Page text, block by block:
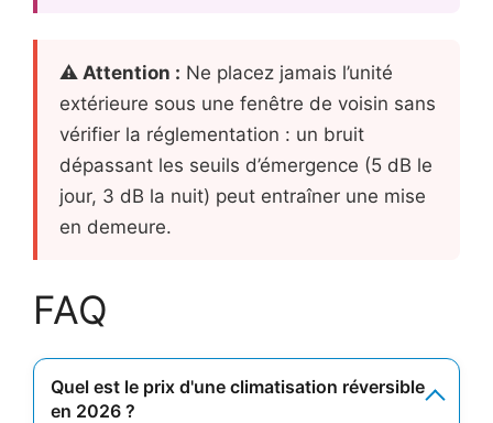
⚠ Attention : Ne placez jamais l’unité
extérieure sous une fenêtre de voisin sans
vérifier la réglementation : un bruit
dépassant les seuils d’émergence (5 dB le
jour, 3 dB la nuit) peut entraîner une mise
en demeure.
FAQ
Quel est le prix d'une climatisation réversible
en 2026 ?